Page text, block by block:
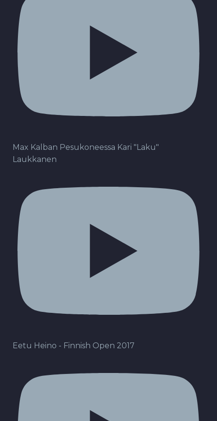
Max Kalban Pesukoneessa Kari "Laku"
Laukkanen
Eetu Heino - Finnish Open 2017